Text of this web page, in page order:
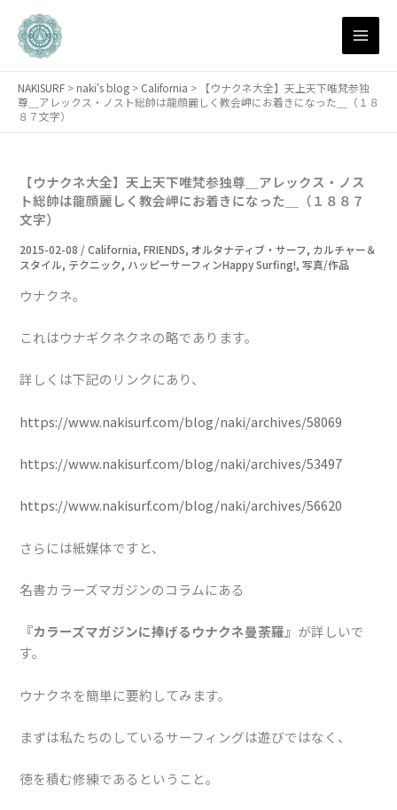
NAKISURF > naki's blog > California >
【ウナクネ大全】天上天下唯梵参独
尊＿アレックス・ノスト総帥は龍顔麗しく教会岬にお着きになった＿（１８
８７文字）
【ウナクネ大全】天上天下唯梵参独尊＿アレックス・ノス
ト総帥は龍顔麗しく教会岬にお着きになった＿（１８８７
文字）
2015-02-08 /California,FRIENDS, オルタナティブ・サーフ, カルチャー＆
スタイル, テクニック, ハッピーサーフィンHappy Surfing!,写真/作品
ウナクネ。
これはウナギクネクネの略であります。
詳しくは下記のリンクにあり、
https://www.nakisurf.com/blog/naki/archives/58069
https://www.nakisurf.com/blog/naki/archives/53497
https://www.nakisurf.com/blog/naki/archives/56620
さらには紙媒体ですと、
名書カラーズマガジンのコラムにある
『カラーズマガジンに捧げるウナクネ曼荼羅』 が詳しいで
す。
ウナクネを簡単に要約してみます。
まずは私たちのしているサーフィングは遊びではなく、
徳を積む修練であるということ。
別
ア
ー
イ
ブ